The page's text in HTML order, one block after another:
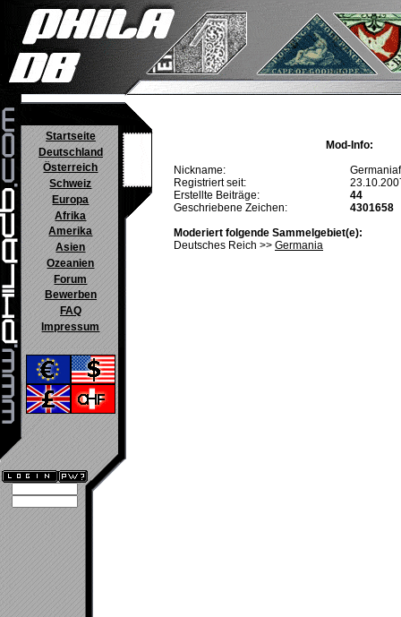
Startseite
Deutschland
Österreich
Schweiz
Europa
Afrika
Amerika
Asien
Ozeanien
Forum
Bewerben
FAQ
Impressum
Mod-Info:
Nickname:
Registriert seit:
Erstellte Beiträge:
44
Geschriebene Zeichen:
4301658
Moderiert folgende Sammelgebiet(e):
Deutsches Reich >> Germania